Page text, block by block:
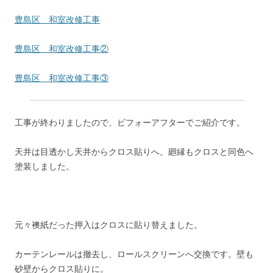
豊島区 和室改修工事
豊島区 和室改修工事②
豊島区 和室改修工事③
工事が終わりましたので、ビフォーアフターでご紹介です。
天井は目透かし天井からクロス貼りへ。廻縁もクロスと同色へ
塗装しました。
元々襖紙だった押入はクロスに貼り替えました。
カーテンレールは撤去し、ロールスクリーンへ交換です。壁も
砂壁からクロス貼りに。